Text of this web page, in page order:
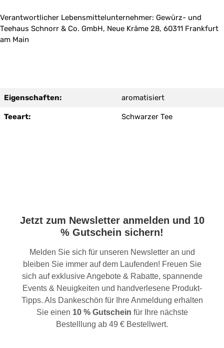
Verantwortlicher Lebensmittelunternehmer: Gewürz- und
Teehaus Schnorr & Co. GmbH, Neue Kräme 28, 60311 Frankfurt
am Main
Eigenschaften: aromatisiert
Teeart: Schwarzer Tee
Jetzt zum Newsletter anmelden und 10
% Gutschein sichern!
Melden Sie sich für unseren Newsletter an und
bleiben Sie immer auf dem Laufenden! Freuen Sie
sich auf exklusive Angebote & Rabatte, spannende
Events & Neuigkeiten und handverlesene Produkt-
Tipps. Als Dankeschön für Ihre Anmeldung erhalten
Sie einen 10 % Gutschein für Ihre nächste
Bestelllung ab 49 € Bestellwert.